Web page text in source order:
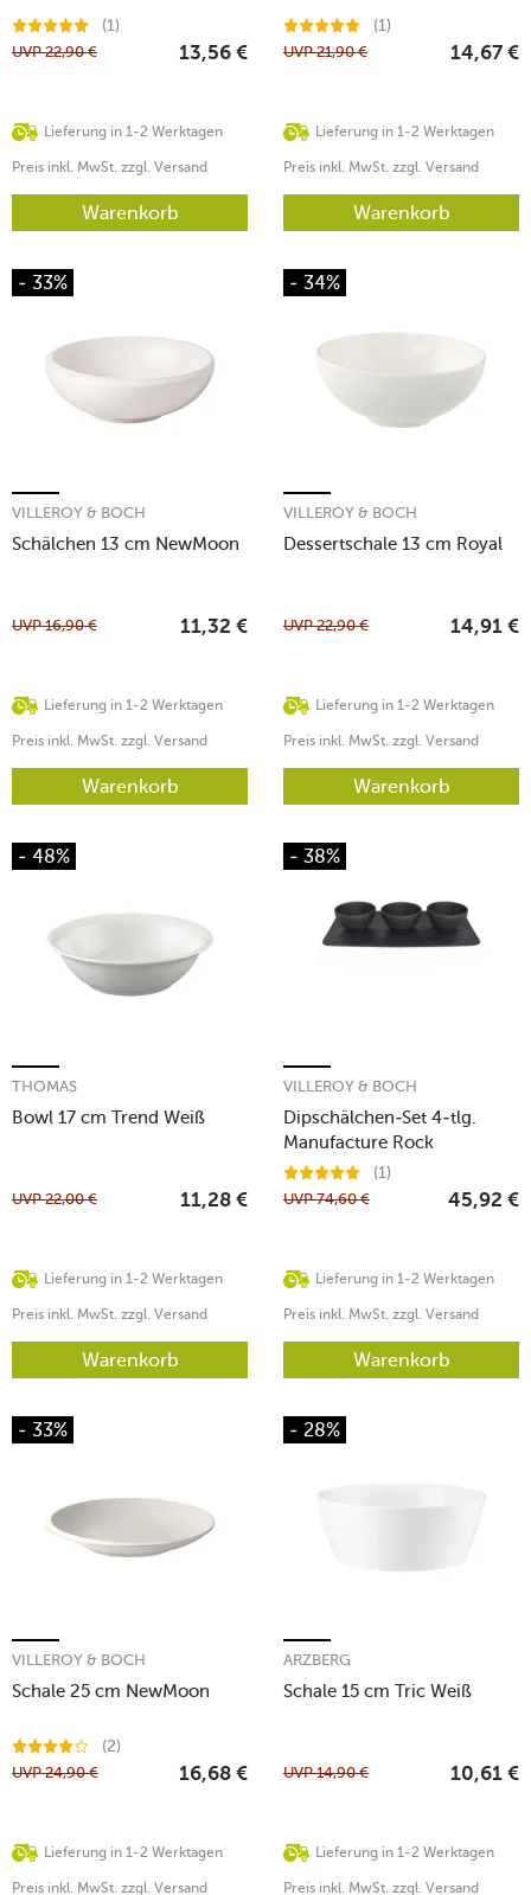
(1)
Lieferung in 1-2 Werktagen
UVP22,90 € 13,56 €
Preis inkl. MwSt. zzgl. Versand
Warenkorb
(1)
Lieferung in 1-2 Werktagen
UVP21,90 € 14,67 €
Preis inkl. MwSt. zzgl. Versand
Warenkorb
- 33%
Schälchen 13 cm NewMoon
VILLEROY & BOCH
Lieferung in 1-2 Werktagen
UVP16,90 € 11,32 €
Preis inkl. MwSt. zzgl. Versand
Warenkorb
- 34%
Dessertschale 13 cm Royal
VILLEROY & BOCH
Lieferung in 1-2 Werktagen
UVP22,90 € 14,91 €
Preis inkl. MwSt. zzgl. Versand
Warenkorb
- 48%
Bowl 17 cm Trend Weiß
THOMAS
Lieferung in 1-2 Werktagen
UVP22,00 € 11,28 €
Preis inkl. MwSt. zzgl. Versand
Warenkorb
- 38%
Dipschälchen-Set 4-tlg.
Manufacture Rock
VILLEROY & BOCH
(1)
Lieferung in 1-2 Werktagen
UVP74,60 € 45,92 €
Preis inkl. MwSt. zzgl. Versand
Warenkorb
- 33%
Schale 25 cm NewMoon
VILLEROY & BOCH
(2)
Lieferung in 1-2 Werktagen
UVP24,90 € 16,68 €
Preis inkl. MwSt. zzgl. Versand
- 28%
Schale 15 cm Tric Weiß
ARZBERG
Lieferung in 1-2 Werktagen
UVP14,90 € 10,61 €
Preis inkl. MwSt. zzgl. Versand